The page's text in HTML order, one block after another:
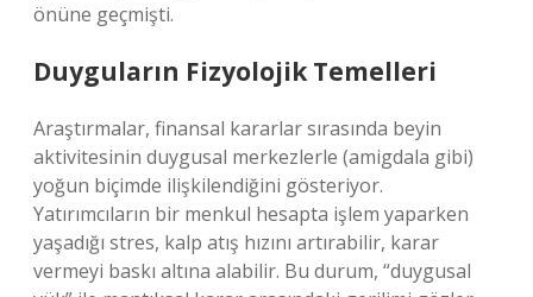
önüne geçmişti.
Duyguların Fizyolojik Temelleri
Araştırmalar, finansal kararlar sırasında beyin
aktivitesinin duygusal merkezlerle (amigdala gibi)
yoğun biçimde ilişkilendiğini gösteriyor.
Yatırımcıların bir menkul hesapta işlem yaparken
yaşadığı stres, kalp atış hızını artırabilir, karar
vermeyi baskı altına alabilir. Bu durum, “duygusal